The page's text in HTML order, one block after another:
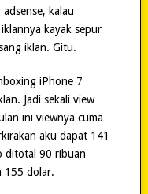
kalau
kayak sepur
iklan. Gitu.
iPhone 7
Jadi sekali view
ini viewnya cuma
aku dapat 141
ditotal 90 ribuan
155 dolar.